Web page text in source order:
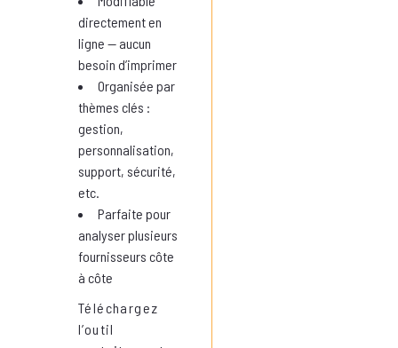
directement en
ligne — aucun
besoin d’imprimer
Organisée par
thèmes clés :
gestion,
personnalisation,
support, sécurité,
etc.
Parfaite pour
analyser plusieurs
fournisseurs côte
à côte
Téléchargez
l’outil